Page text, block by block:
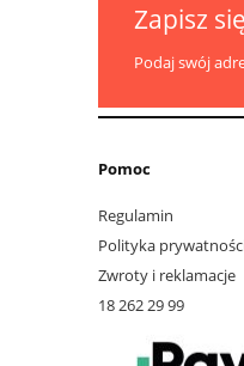
Zapisz
Podaj swój
Pomoc
Regulamin
Polityka
Zwroty i reklamacje
18 262 29 99